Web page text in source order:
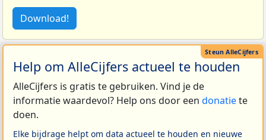
Download!
Help om AlleCijfers actueel te houden
AlleCijfers is gratis te gebruiken. Vind je de
informatie waardevol? Help ons door een donatiete
doen.
Elke bijdrage helpt om data actueel te houden en nieuwe